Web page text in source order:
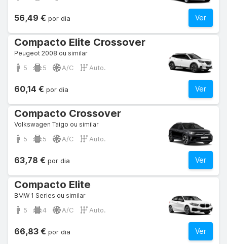
Ver
56,49 € por dia
Compacto Elite Crossover
Peugeot 2008 ou similar
5 5 A/C Auto.
Ver
60,14 € por dia
Compacto Crossover
Volkswagen Taigo ou similar
5 5 A/C Auto.
Ver
63,78 € por dia
Compacto Elite
BMW 1 Series ou similar
5 4 A/C Auto.
Ver
66,83 € por dia